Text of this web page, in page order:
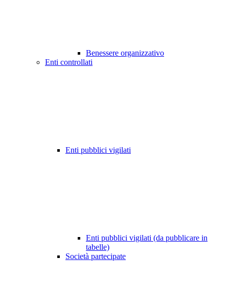
Benessere organizzativo
Enti controllati
Enti pubblici vigilati
Enti pubblici vigilati (da pubblicare in
tabelle)
Società partecipate